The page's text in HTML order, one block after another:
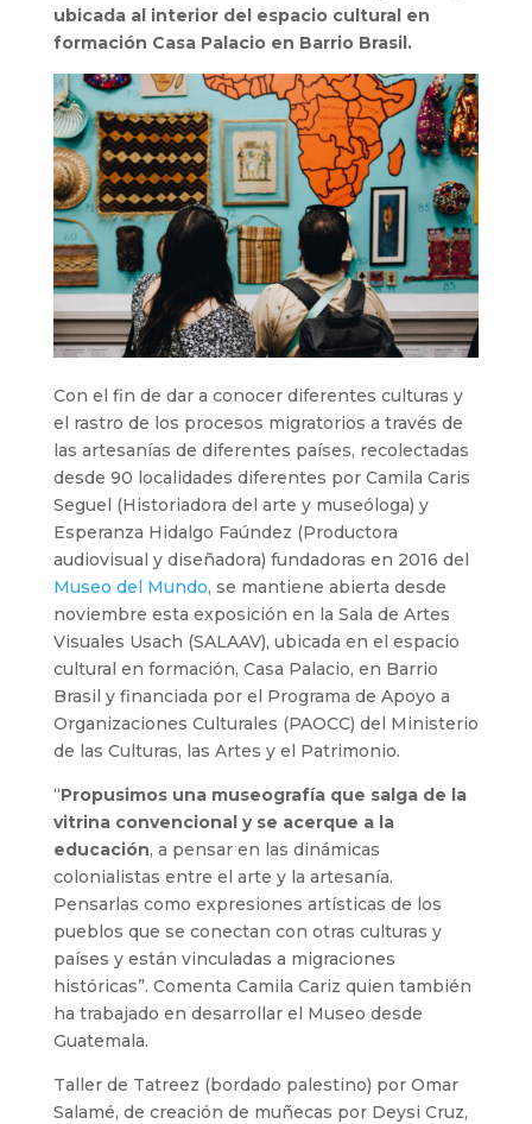
ubicada al interior del espacio cultural en
formación Casa Palacio en Barrio Brasil.
Con el fin de dar a conocer diferentes culturas y
el rastro de los procesos migratorios a través de
las artesanías de diferentes países, recolectadas
desde 90 localidades diferentes por Camila Caris
Seguel (Historiadora del arte y museóloga) y
Esperanza Hidalgo Faúndez (Productora
audiovisual y diseñadora) fundadoras en 2016 del
Museo del Mundo, se mantiene abierta desde
noviembre esta exposición en la Sala de Artes
Visuales Usach (SALAAV), ubicada en el espacio
cultural en formación, Casa Palacio, en Barrio
Brasil y financiada por el Programa de Apoyo a
Organizaciones Culturales (PAOCC) del Ministerio
de las Culturas, las Artes y el Patrimonio.
“Propusimos una museografía que salga de la
vitrina convencional y se acerque a la
educación, a pensar en las dinámicas
colonialistas entre el arte y la artesanía.
Pensarlas como expresiones artísticas de los
pueblos que se conectan con otras culturas y
países y están vinculadas a migraciones
históricas”. Comenta Camila Cariz quien también
ha trabajado en desarrollar el Museo desde
Guatemala.
Taller de Tatreez (bordado palestino) por Omar
Salamé, de creación de muñecas por Deysi Cruz,